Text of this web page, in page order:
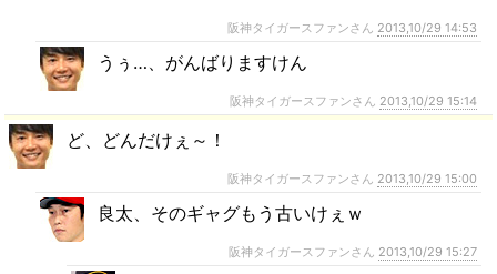
阪神タイガースファンさん 2013,10/29 14:53
うぅ…、がんばりますけん
阪神タイガースファンさん 2013,10/29 15:14
ど、どんだけぇ～！
阪神タイガースファンさん 2013,10/29 15:00
良太、そのギャグもう古いけぇｗ
阪神タイガースファンさん 2013,10/29 15:27